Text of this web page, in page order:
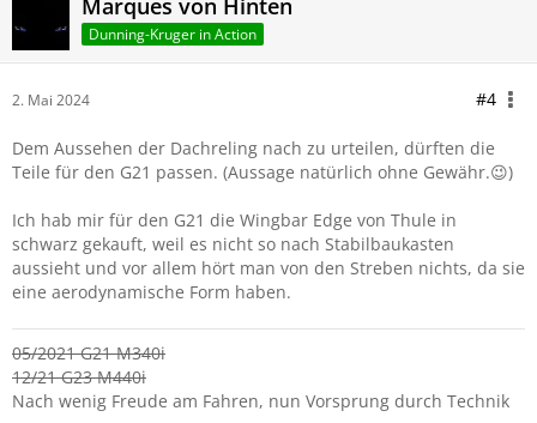
Marques von Hinten
Dunning-Kruger in Action
2. Mai 2024 #4
Dem Aussehen der Dachreling nach zu urteilen, dürften die
Teile für den G21 passen. (Aussage natürlich ohne Gewähr.😉)
Ich hab mir für den G21 die Wingbar Edge von Thule in
schwarz gekauft, weil es nicht so nach Stabilbaukasten
aussieht und vor allem hört man von den Streben nichts, da sie
eine aerodynamische Form haben.
05/2021 G21 M340i
12/21 G23 M440i
Nach wenig Freude am Fahren, nun Vorsprung durch Technik